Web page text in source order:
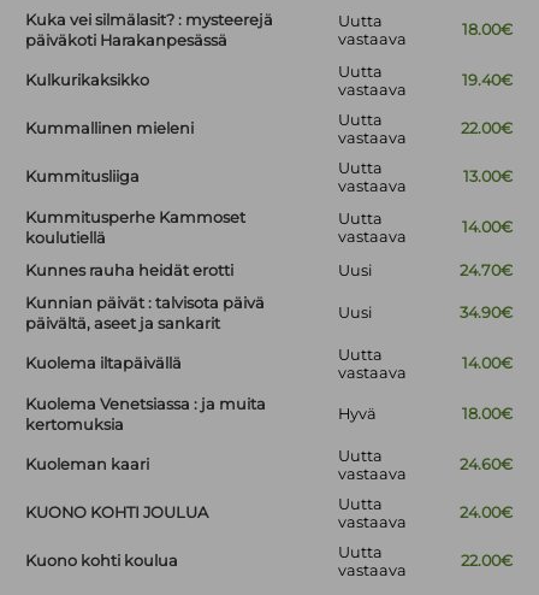
Kuka vei silmälasit? : mysteerejä
päiväkoti Harakanpesässä
Uutta
vastaava
18.00€
Kulkurikaksikko
Uutta
vastaava
19.40€
Kummallinen mieleni
Uutta
vastaava
22.00€
Kummitusliiga
Uutta
vastaava
13.00€
Kummitusperhe Kammoset
koulutiellä
Uutta
vastaava
14.00€
Kunnes rauha heidät erotti Uusi
24.70€
Kunnian päivät : talvisota päivä
päivältä, aseet ja sankarit
Uusi 34.90€
Kuolema iltapäivällä
Uutta
vastaava
14.00€
Kuolema Venetsiassa : ja muita
kertomuksia
Hyvä 18.00€
Kuoleman kaari
Uutta
vastaava
24.60€
KUONO KOHTI JOULUA
Uutta
vastaava
24.00€
Kuono kohti koulua
Uutta
vastaava
22.00€